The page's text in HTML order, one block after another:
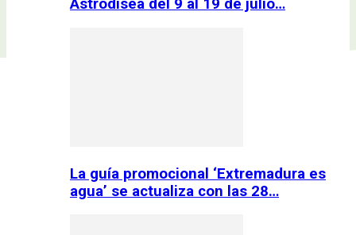
Astrodisea del 9 al 19 de julio…
La guía promocional ‘Extremadura es
agua’ se actualiza con las 28…